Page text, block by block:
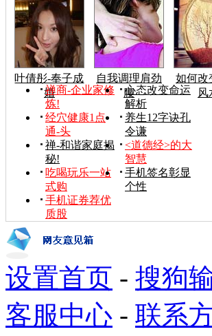
叶倩彤-奉子成
婚
自我调理肩劲
腰
如何改
风
禅商-企业家修
炼!
心态改变命运
解析
经穴健康1点
通-头
养生12字诀孔
令谦
禅-和谐家庭揭
秘!
<道德经>的大
智慧
吃喝玩乐一站
式购
手机签名彰显
个性
手机证券荐优
质股
设置首页 - 搜狗
客服中心 - 联系